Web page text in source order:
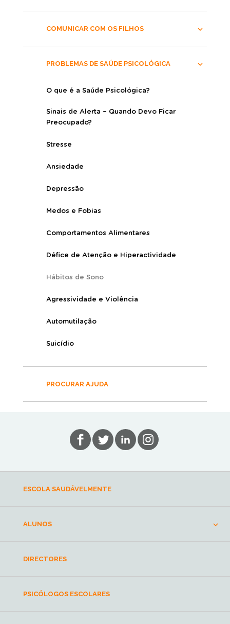
COMUNICAR COM OS FILHOS
PROBLEMAS DE SAÚDE PSICOLÓGICA
O que é a Saúde Psicológica?
Sinais de Alerta – Quando Devo Ficar
Preocupado?
Stresse
Ansiedade
Depressão
Medos e Fobias
Comportamentos Alimentares
Défice de Atenção e Hiperactividade
Hábitos de Sono
Agressividade e Violência
Automutilação
Suicídio
PROCURAR AJUDA
ESCOLA SAUDÁVELMENTE
ALUNOS
DIRECTORES
PSICÓLOGOS ESCOLARES